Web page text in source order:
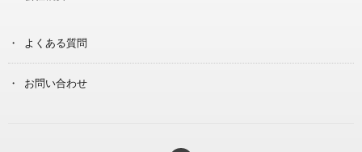
よくある質問
お問い合わせ